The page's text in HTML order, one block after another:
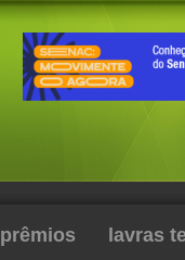
prêmios lavras